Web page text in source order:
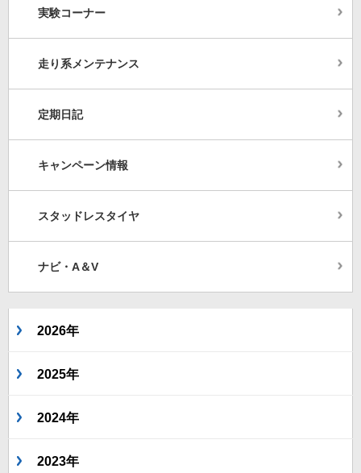
実験コーナー
走り系メンテナンス
定期日記
キャンペーン情報
スタッドレスタイヤ
ナビ・A＆V
2026年
2025年
2024年
2023年